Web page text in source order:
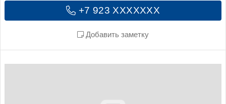
+7 923 XXXXXXX
Добавить заметку